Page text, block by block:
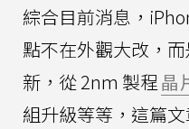
綜合目前消息，
點不在外觀大改，
新，從 2nm 製程晶
組升級等等，這篇